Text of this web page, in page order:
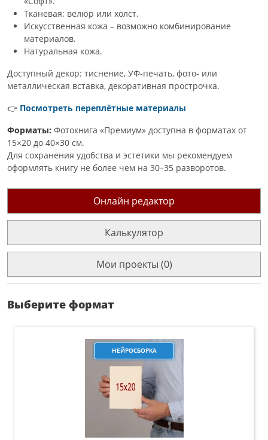
Тканевая: велюр или холст.
Искусственная кожа – возможно комбинирование
материалов.
Натуральная кожа.
Доступный декор: тиснение, УФ-печать, фото- или
металлическая вставка, декоративная прострочка.
👉 Посмотреть переплётные материалы
Форматы: Фотокнига «Премиум» доступна в форматах от
15×20 до 40×30 см.
Для сохранения удобства и эстетики мы рекомендуем
оформлять книгу не более чем на 30–35 разворотов.
Онлайн редактор
Калькулятор
Мои проекты (0)
Выберите формат
НЕЙРОСБОРКА